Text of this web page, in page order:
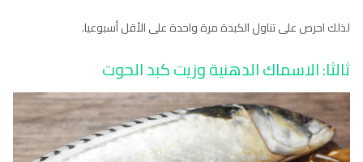
لذلك احرص على تناول الكبدة مرة واحدة على الأقل أسبوعيا.
ثالثا: الاسماك الدهنية وزيت كبد الحوت